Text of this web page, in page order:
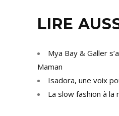
LIRE
Mya Bay & Galler
Maman
Isadora, une voix
La slow fashion à la